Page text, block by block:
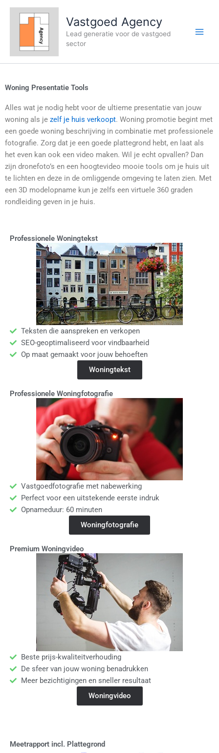
Vastgoed Agency
Lead generatie voor de vastgoed
sector
Woning Presentatie Tools
Alles wat je nodig hebt voor de ultieme presentatie van jouw
woning als je zelf je huis verkoopt. Woning promotie begint met
een goede woning beschrijving in combinatie met professionele
fotografie. Zorg dat je een goede plattegrond hebt, en laat als
het even kan ook een video maken. Wil je echt opvallen? Dan
zijn dronefoto’s en een hoogtevideo mooie tools om je huis uit
te lichten en deze in de omliggende omgeving te laten zien. Met
een 3D modelopname kun je zelfs een virtuele 360 graden
rondleiding geven in je huis.
Professionele Woningtekst
Teksten die aanspreken en verkopen
SEO-geoptimaliseerd voor vindbaarheid
Op maat gemaakt voor jouw behoeften
Woningtekst
Professionele Woningfotografie
Vastgoedfotografie met nabewerking
Perfect voor een uitstekende eerste indruk
Opnameduur: 60 minuten
Woningfotografie
Premium Woningvideo
Beste prijs-kwaliteitverhouding
De sfeer van jouw woning benadrukken
Meer bezichtigingen en sneller resultaat
Woningvideo
Meetrapport incl. Plattegrond